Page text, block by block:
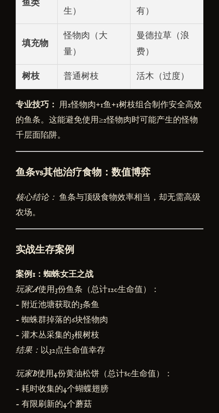
鱼类
生）
有）
填充物
怪物肉（大
量）
曼德拉草（浪
费）
树枝 普通树枝 活木（过度）
专业技巧： 用2怪物肉+1鱼+1树枝组合制作安全高效
的鱼条。这能避免使用≥2怪物肉时可能产生的怪物
千层面陷阱。
鱼条vs其他治疗食物：数值博弈
核心结论： 鱼条与顶级食物效率相当，却无需高级
农场。
实战生存案例
案例1：蜘蛛女王之战
玩家A使用3份鱼条（总计120生命值）：
- 附近池塘获取的3条鱼
- 蜘蛛群掉落的6块怪物肉
- 灌木丛采集的3根树枝
结果： 以32点生命值幸存
玩家B使用4份黄油松饼（总计80生命值）：
- 耗时收集的4个蝴蝶翅膀
- 有限刷新的4个蘑菇